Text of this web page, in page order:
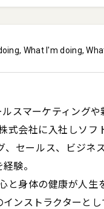
What I'm doing,
スマーケティング
式会社に入社しソ
、セールス、ビジ
験。
と身体の健康が人
ンストラクターとし